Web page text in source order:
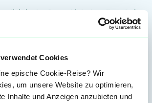
Cookies
epische Cookie-Reise? Wir
um unsere Website zu optimieren,
Inhalte und Anzeigen anzubieten und
Cannabisbehandlung bei
Seit 2018 bieten wir digitale
an, da wo Du sie brauchst.
Preis